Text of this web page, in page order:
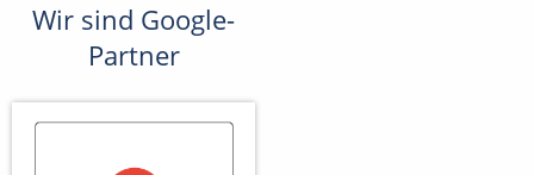
Wir sind Google-
Partner